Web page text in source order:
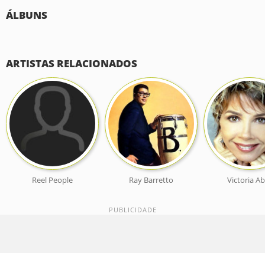
ÁLBUNS
ARTISTAS RELACIONADOS
Reel People Ray Barretto Victoria